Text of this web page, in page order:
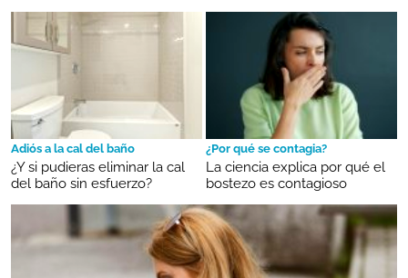
Adiós a la cal del baño
¿Y si pudieras eliminar la cal
del baño sin esfuerzo?
¿Por qué se contagia?
La ciencia explica por qué el
bostezo es contagioso